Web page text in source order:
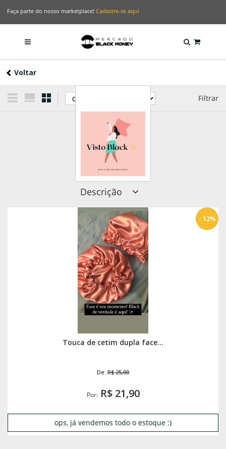
Faça parte do nosso marketplace! Cadastre-se aqui
Voltar
Filtrar
Descrição
Touca de cetim dupla face...
De: R$ 25,00
Por:R$ 21,90
- 12%
ops, já vendemos todo o estoque :)